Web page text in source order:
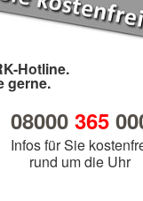
Hotline.
gerne.
08000 365
Infos für Sie
rund um die Uhr